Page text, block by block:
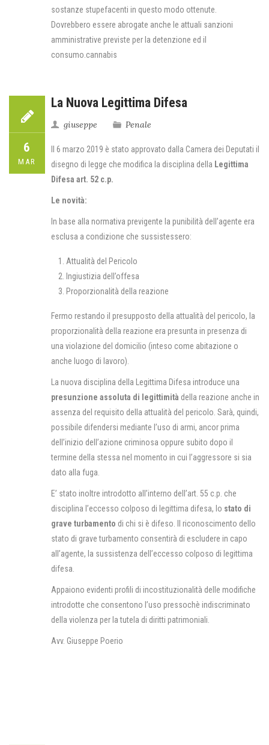
sostanze stupefacenti in questo modo ottenute.
Dovrebbero essere abrogate anche le attuali sanzioni
amministrative previste per la detenzione ed il
consumo.cannabis
6
MAR
La Nuova Legittima Difesa
giuseppe Penale
Il 6 marzo 2019 è stato approvato dalla Camera dei Deputati il
disegno di legge che modifica la disciplina della Legittima
Difesa art. 52 c.p.
Le novità:
In base alla normativa previgente la punibilità dell’agente era
esclusa a condizione che sussistessero:
Attualità del Pericolo
Ingiustizia dell’offesa
Proporzionalità della reazione
Fermo restando il presupposto della attualità del pericolo, la
proporzionalità della reazione era presunta in presenza di
una violazione del domicilio (inteso come abitazione o
anche luogo di lavoro).
La nuova disciplina della Legittima Difesa introduce una
presunzione assoluta di legittimità della reazione anche in
assenza del requisito della attualità del pericolo. Sarà, quindi,
possibile difendersi mediante l’uso di armi, ancor prima
dell’inizio dell’azione criminosa oppure subito dopo il
termine della stessa nel momento in cui l’aggressore si sia
dato alla fuga.
E’ stato inoltre introdotto all’interno dell’art. 55 c.p. che
disciplina l’eccesso colposo di legittima difesa, lo stato di
grave turbamento di chi si è difeso. Il riconoscimento dello
stato di grave turbamento consentirà di escludere in capo
all’agente, la sussistenza dell’eccesso colposo di legittima
difesa.
Appaiono evidenti profili di incostituzionalità delle modifiche
introdotte che consentono l’uso pressochè indiscriminato
della violenza per la tutela di diritti patrimoniali.
Avv. Giuseppe Poerio